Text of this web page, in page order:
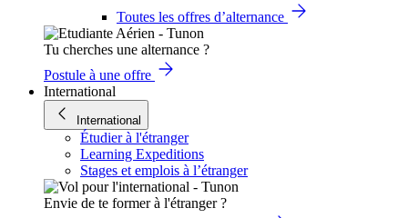
Toutes les offres d’alternance
Tu cherches une alternance ?
Postule à une offre
International
International
Étudier à l'étranger
Learning Expeditions
Stages et emplois à l’étranger
Envie de te former à l'étranger ?